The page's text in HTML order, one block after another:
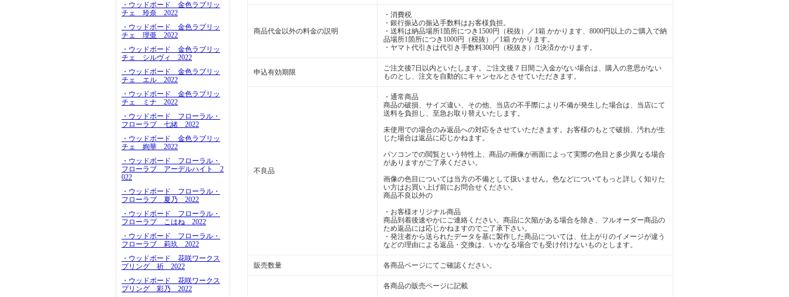
・ウッドボード 金色ラブリッ
チェ 玲奈 2022
・ウッドボード 金色ラブリッ
チェ 理亜 2022
・ウッドボード 金色ラブリッ
チェ シルヴィ 2022
・ウッドボード 金色ラブリッ
チェ エル 2022
・ウッドボード 金色ラブリッ
チェ ミナ 2022
・ウッドボード フローラル・
フローラブ 七緒 2022
・ウッドボード 金色ラブリッ
チェ 絢華 2022
・ウッドボード フローラル・
フローラブ アーデルハイト 2
022
・ウッドボード フローラル・
フローラブ 夏乃 2022
・ウッドボード フローラル・
フローラブ こはね 2022
・ウッドボード フローラル・
フローラブ 莉玖 2022
・ウッドボード 花咲ワークス
プリング 祈 2022
・ウッドボード 花咲ワークス
プリング 彩乃 2022
商品代金以外の料金の説明
・消費税
・銀行振込の振込手数料はお客様負担。
・送料は納品場所1箇所につき1500円（税抜）／1箱 かかります、8000円以上のご購入で納
品場所1箇所につき1000円（税抜）／1箱 かかります。
・ヤマト代引きは代引き手数料300円（税抜き）/1決済かかります。
申込有効期限
ご注文後7日以内といたします。ご注文後７日間ご入金がない場合は、購入の意思がない
ものとし、注文を自動的にキャンセルとさせていただきます。
不良品
・通常商品
商品の破損、サイズ違い、その他、当店の不手際により不備が発生した場合は、当店にて
送料を負担し、至急お取り替えいたします。
未使用での場合のみ返品への対応をさせていただきます。お客様のもとで破損、汚れが生
じた場合は返品に応じかねます。
パソコンでの閲覧という特性上、商品の画像が画面によって実際の色目と多少異なる場合
がありますがご了承ください。
画像の色目については当方の不備として扱いません。色などについてもっと詳しく知りた
い方はお買い上げ前にお問合せください。
商品不良以外の
・お客様オリジナル商品
商品到着後速やかにご連絡ください。商品に欠陥がある場合を除き、フルオーダー商品の
ため返品には応じかねますのでご了承下さい。
・発注者から送られたデータを基に製作した商品については、仕上がりのイメージが違う
などの理由による返品・交換は、いかなる場合でも受け付けないものとします。
販売数量 各商品ページにてご確認ください。
各商品の販売ページに記載